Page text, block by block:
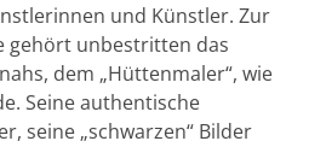
und Künstler. Zur
gehört unbestritten das
dem „Hüttenmaler“, wie
Seine authentische
seine „schwarzen“ Bilder